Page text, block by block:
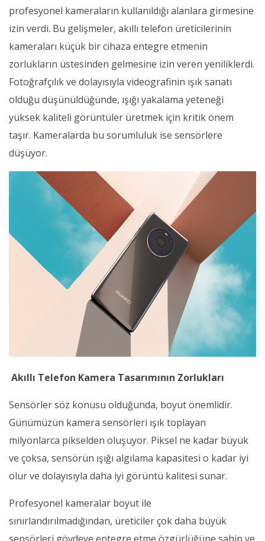
profesyonel kameraların kullanıldığı alanlara girmesine
izin verdi. Bu gelişmeler, akıllı telefon üreticilerinin
kameraları küçük bir cihaza entegre etmenin
zorlukların üstesinden gelmesine izin veren yeniliklerdi.
Fotoğrafçılık ve dolayısıyla videografinin ışık sanatı
olduğu düşünüldüğünde, ışığı yakalama yeteneği
yüksek kaliteli görüntüler üretmek için kritik önem
taşır. Kameralarda bu sorumluluk ise sensörlere
düşüyor.
Akıllı Telefon Kamera Tasarımının Zorlukları
Sensörler söz konusu olduğunda, boyut önemlidir.
Günümüzün kamera sensörleri ışık toplayan
milyonlarca pikselden oluşuyor. Piksel ne kadar büyük
ve çoksa, sensörün ışığı algılama kapasitesi o kadar iyi
olur ve dolayısıyla daha iyi görüntü kalitesi sunar.
Profesyonel kameralar boyut ile
sınırlandırılmadığından, üreticiler çok daha büyük